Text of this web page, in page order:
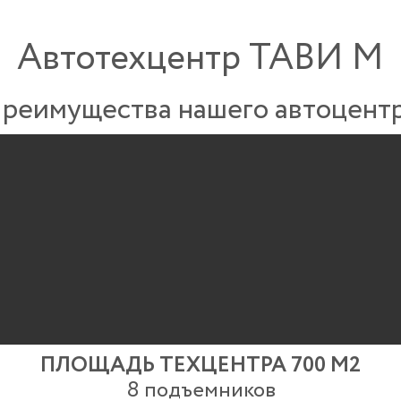
Автотехцентр ТАВИ М
нашего
ПЛОЩАДЬ ТЕХЦЕНТРА 700 М2
8 подъемников